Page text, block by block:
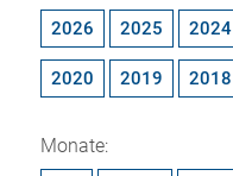
2026 2025 2024
2020 2019 2018
Monate: